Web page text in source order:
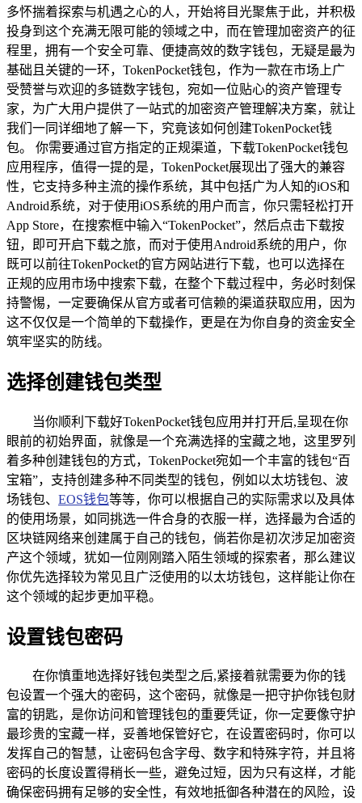
多怀揣着探索与机遇之心的人，开始将目光聚焦于此，并积极
投身到这个充满无限可能的领域之中，而在管理加密资产的征
程里，拥有一个安全可靠、便捷高效的数字钱包，无疑是最为
基础且关键的一环，TokenPocket钱包，作为一款在市场上广
受赞誉与欢迎的多链数字钱包，宛如一位贴心的资产管理专
家，为广大用户提供了一站式的加密资产管理解决方案，就让
我们一同详细地了解一下，究竟该如何创建TokenPocket钱
包。 你需要通过官方指定的正规渠道，下载TokenPocket钱包
应用程序，值得一提的是，TokenPocket展现出了强大的兼容
性，它支持多种主流的操作系统，其中包括广为人知的iOS和
Android系统，对于使用iOS系统的用户而言，你只需轻松打开
App Store，在搜索框中输入“TokenPocket”，然后点击下载按
钮，即可开启下载之旅，而对于使用Android系统的用户，你
既可以前往TokenPocket的官方网站进行下载，也可以选择在
正规的应用市场中搜索下载，在整个下载过程中，务必时刻保
持警惕，一定要确保从官方或者可信赖的渠道获取应用，因为
这不仅仅是一个简单的下载操作，更是在为你自身的资金安全
筑牢坚实的防线。
选择创建钱包类型
当你顺利下载好TokenPocket钱包应用并打开后,呈现在你
眼前的初始界面，就像是一个充满选择的宝藏之地，这里罗列
着多种创建钱包的方式，TokenPocket宛如一个丰富的钱包“百
宝箱”，支持创建多种不同类型的钱包，例如以太坊钱包、波
场钱包、 EOS钱包等等，你可以根据自己的实际需求以及具体
的使用场景，如同挑选一件合身的衣服一样，选择最为合适的
区块链网络来创建属于自己的钱包，倘若你是初次涉足加密资
产这个领域，犹如一位刚刚踏入陌生领域的探索者，那么建议
你优先选择较为常见且广泛使用的以太坊钱包，这样能让你在
这个领域的起步更加平稳。
设置钱包密码
在你慎重地选择好钱包类型之后,紧接着就需要为你的钱
包设置一个强大的密码，这个密码，就像是一把守护你钱包财
富的钥匙，是你访问和管理钱包的重要凭证，你一定要像守护
最珍贵的宝藏一样，妥善地保管好它，在设置密码时，你可以
发挥自己的智慧，让密码包含字母、数字和特殊字符，并且将
密码的长度设置得稍长一些，避免过短，因为只有这样，才能
确保密码拥有足够的安全性，有效地抵御各种潜在的风险，设